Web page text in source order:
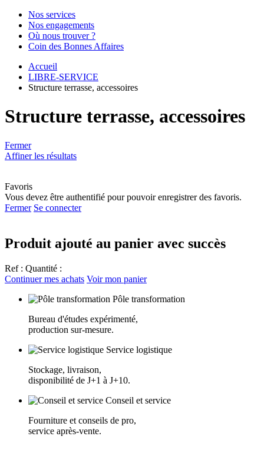
Nos services
Nos engagements
Où nous trouver ?
Coin des Bonnes Affaires
Accueil
LIBRE-SERVICE
Structure terrasse, accessoires
Structure terrasse, accessoires
Fermer
Affiner les résultats
Favoris
Vous devez être authentifié pour pouvoir enregistrer des favoris.
Fermer Se connecter
Produit ajouté au panier avec succès
Ref : Quantité :
Continuer mes achats Voir mon panier
Pôle transformation
Bureau d'études expérimenté,
production sur-mesure.
Service logistique
Stockage, livraison,
disponibilité de J+1 à J+10.
Conseil et service
Fourniture et conseils de pro,
service après-vente.